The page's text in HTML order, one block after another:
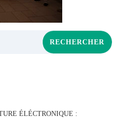
ÉLÉCTRONIQUE :